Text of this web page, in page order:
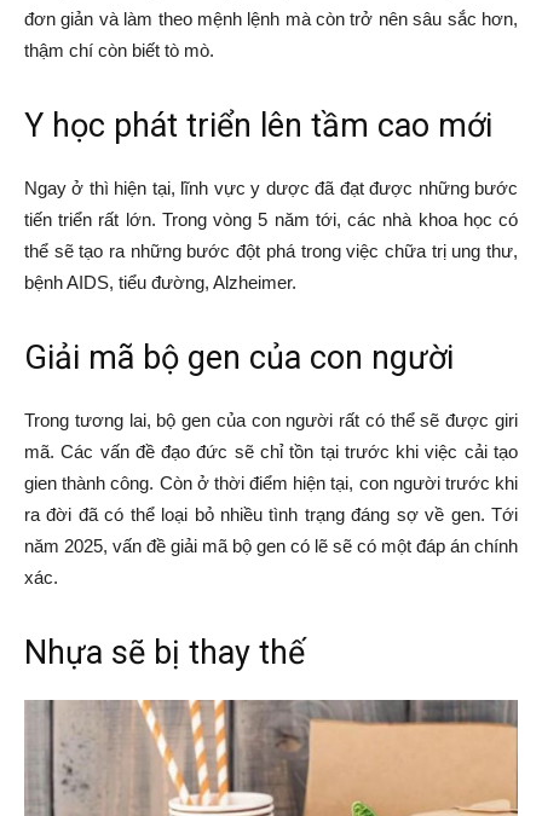
đơn giản và làm theo mệnh lệnh mà còn trở nên sâu sắc hơn,
thậm chí còn biết tò mò.
Y học phát triển lên tầm cao mới
Ngay ở thì hiện tại, lĩnh vực y dược đã đạt được những bước
tiến triển rất lớn. Trong vòng 5 năm tới, các nhà khoa học có
thể sẽ tạo ra những bước đột phá trong việc chữa trị ung thư,
bệnh AIDS, tiểu đường, Alzheimer.
Giải mã bộ gen của con người
Trong tương lai, bộ gen của con người rất có thể sẽ được giri
mã. Các vấn đề đạo đức sẽ chỉ tồn tại trước khi việc cải tạo
gien thành công. Còn ở thời điểm hiện tại, con người trước khi
ra đời đã có thể loại bỏ nhiều tình trạng đáng sợ về gen. Tới
năm 2025, vấn đề giải mã bộ gen có lẽ sẽ có một đáp án chính
xác.
Nhựa sẽ bị thay thế